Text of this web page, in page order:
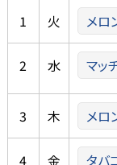
1 火 メロ
2 水 マッ
3 木 メロ
4 金
タバ